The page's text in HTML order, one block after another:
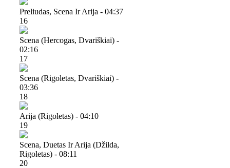
Preliudas, Scena Ir Arija - 04:37
16
Scena (hercogas, Dvariškiai) -
02:16
17
Scena (rigoletas, Dvariškiai) -
03:36
18
Arija (rigoletas) - 04:10
19
Scena, Duetas Ir Arija (džilda,
Rigoletas) - 08:11
20